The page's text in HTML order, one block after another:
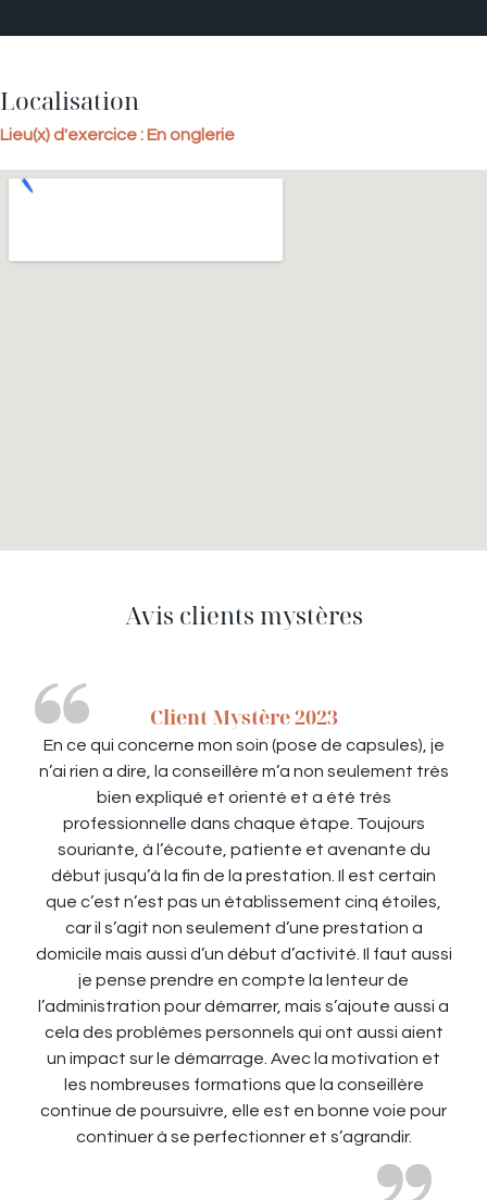
Localisation
Lieu(x) d'exercice : En onglerie
Avis clients mystères
Client Mystère 2023
En ce qui concerne mon soin (pose de capsules), je
n’ai rien a dire, la conseillère m’a non seulement très
bien expliqué et orienté et a été très
professionnelle dans chaque étape. Toujours
souriante, à l’écoute, patiente et avenante du
début jusqu’à la fin de la prestation. Il est certain
que c’est n’est pas un établissement cinq étoiles,
car il s’agit non seulement d’une prestation a
domicile mais aussi d’un début d’activité. Il faut aussi
je pense prendre en compte la lenteur de
l’administration pour démarrer, mais s’ajoute aussi a
cela des problèmes personnels qui ont aussi aient
un impact sur le démarrage. Avec la motivation et
les nombreuses formations que la conseillère
continue de poursuivre, elle est en bonne voie pour
continuer à se perfectionner et s’agrandir.